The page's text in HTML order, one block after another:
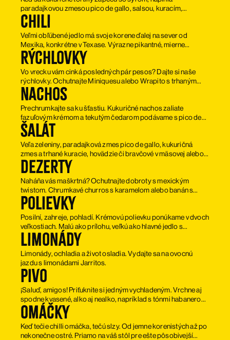
paradajkovou zmesou pico de gallo, salsou, kuracím,
hovädzím či bravčovým mäsom v mäsovej a trhaným
jackfruitom alebo pinto fazuľami v bezmäsej verzii, vzniknú
tacos. Pokvapkajte limetkou, pridajte koriander a užite si
koncert chutí.
Chili
Veľmi obľúbené jedlo má svoje korene ďalej na sever od
Mexika, konkrétne v Texase. Výrazne pikantné, mierne
korenisté.
Rýchlovky
Vo vrecku vám cinká posledných pár pesos? Dajte si naše
rýchlovky. Ochutnajte Miniquesu alebo Wrapito s trhaným
kuracím či hovädzím. Podávame s nachos a salsou.
Nachos
Prechrumkajte sa ku šťastiu. Kukuričné ​​nachos zaliate
fazuľovým krémom a tekutým čedarom podávame s pico de
gallo, kukuričnou zmesou, čerstvým koriandrom, jalapeños,
nakladanou cibuľkou a salsou podľa výberu.
Šalát
Veľa zeleniny, paradajková zmes pico de gallo, kukuričná
zmes a trhané kuracie, hovädzie či bravčové v mäsovej alebo
trhaný jackfruit či pinto fazuľa v bezmäsitej verzii. K tomu
jalapeños papričky, syr, čerstvý koriander a nakladaná
cibuľka. To je náš šalát po mexicku.
Dezerty
Naháňa vás maškrtná? Ochutnajte dobroty s mexickým
twistom. Chrumkavé churros s karamelom alebo banán s
čokoládou v tortille spoľahlivo osladí deň.
Polievky
Posilní, zahreje, pohladí. Krémovú polievku ponúkame v dvoch
veľkostiach. Malú ako prílohu, veľkú ako hlavné jedlo s
poriadnou porciou nachos, syra, jalapeños a koriandra.
Každý deň iná, každý deň jedinečná.
Limonády
Limonády, ochladia a život osladia. Vydajte sa na ovocnú
jazdu s limonádami Jarritos.
Pivo
¡Saluď, amigos! Priťuknite si jedným vychladeným. Vrchne aj
spodne kvasené, alko aj nealko, napríklad s tónmi habanero
papričiek alebo manga a maracuj.
Omáčky
Keď tečie chilli omáčka, tečú slzy. Od jemne korenistých až po
nekonečne ostré. Priamo na váš stôl pre ešte pôsobivejší